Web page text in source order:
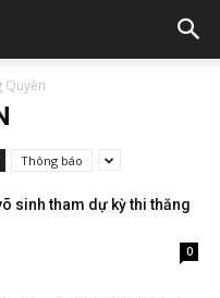
Quyền
Thông báo
sinh tham dự kỳ thi thăng
0